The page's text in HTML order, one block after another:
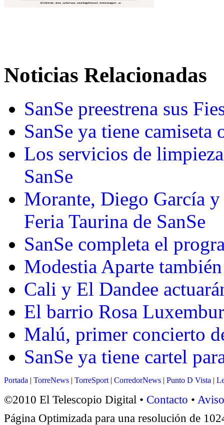
Noticias Relacionadas
SanSe preestrena sus
SanSe ya tiene camiseta
Los servicios de
SanSe
Morante, Diego García
Feria Taurina de SanSe
SanSe completa el
Modestia Aparte también
Cali y El Dandee
El barrio Rosa
Malú, primer concierto
SanSe ya tiene cartel
Portada | TorreNews | TorreSport | CorredorNews | Punto D Vista |
©2010 El Telescopio Digital • Contacto •
Página Optimizada para una resolución de